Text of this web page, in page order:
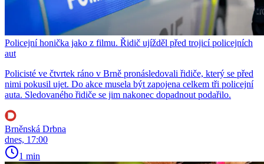
Policejní honička jako z filmu. Řidič ujížděl před trojicí policejních
aut
Policisté ve čtvrtek ráno v Brně pronásledovali řidiče, který se před
nimi pokusil ujet. Do akce musela být zapojena celkem tři policejní
auta. Sledovaného řidiče se jim nakonec dopadnout podařilo.
Brněnská Drbna
dnes, 17:00
1 min